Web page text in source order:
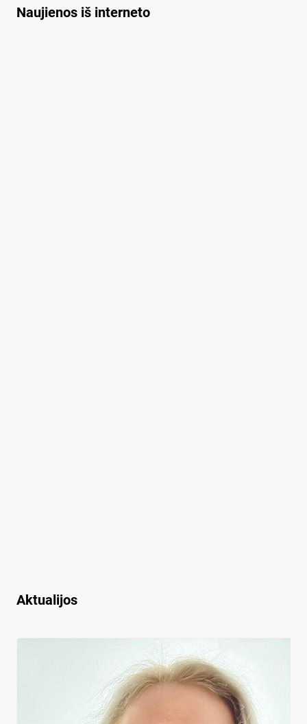
Naujienos iš interneto
Aktualijos